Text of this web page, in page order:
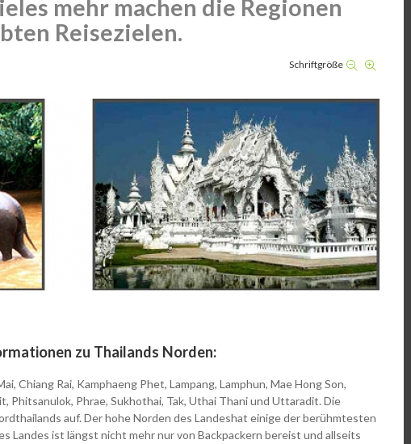
mehr machen die Regionen
Reisezielen.
Schriftgröße
zu Thailands Norden:
Chiang Rai, Kamphaeng Phet, Lampang, Lamphun, Mae Hong Son,
Phitsanulok, Phrae, Sukhothai, Tak, Uthai Thani und Uttaradit. Die
auf. Der hohe Norden des Landeshat einige der berühmtesten
Landes ist längst nicht mehr nur von Backpackern bereist und allseits